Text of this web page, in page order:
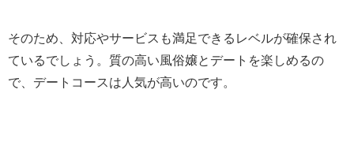
そのため、対応やサービスも満足できるレベルが確保され
ているでしょう。質の高い風俗嬢とデートを楽しめるの
で、デートコースは人気が高いのです。